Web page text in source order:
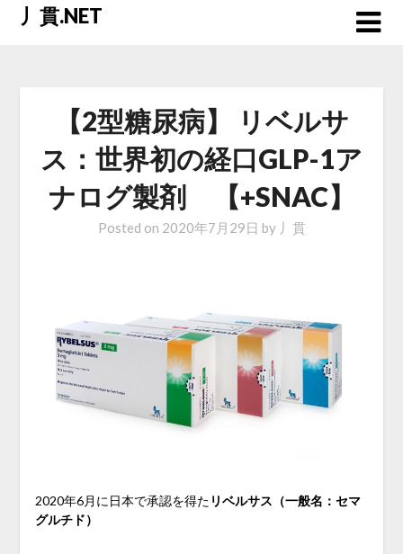
Skip丿貫.NET
【2型糖尿病】 リベルサ
ス：世界初の経口GLP-1ア
ナログ製剤 【+SNAC】
Posted on 2020年7月29日 by 丿貫
2020年6月に日本で承認を得た リベルサス（一般名：セマ
グルチド）